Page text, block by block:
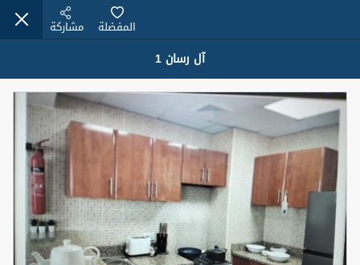
عقارات للبيع (12441)
1.5 BHK 48 Parkside
شقة
للبيع 1,350,000 درهم
1
حمام
2
المنطقة (متر
مربع)
75.43
آل رسان 1
المفضلة مشاركة